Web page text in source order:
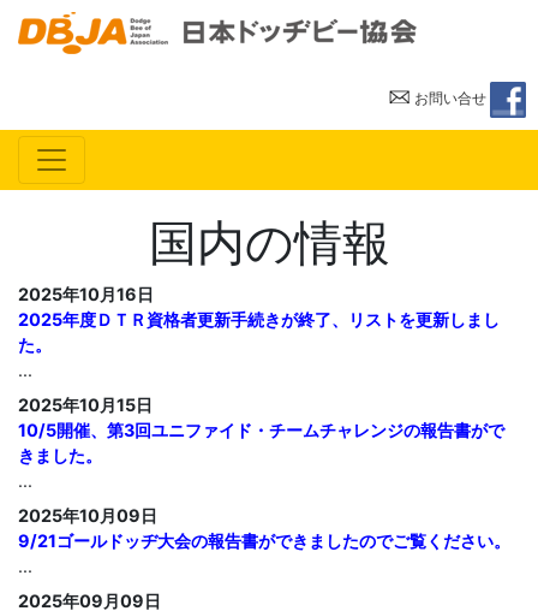
お問い合せ
国内の情報
2025年10月16日
2025年度ＤＴＲ資格者更新手続きが終了、リストを更新しまし
た。
...
2025年10月15日
10/5開催、第3回ユニファイド・チームチャレンジの報告書がで
きました。
...
2025年10月09日
9/21ゴールドッヂ大会の報告書ができましたのでご覧ください。
...
2025年09月09日